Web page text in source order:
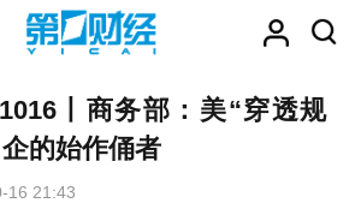
丨商务部：美“穿透规
的始作俑者
16 21:43